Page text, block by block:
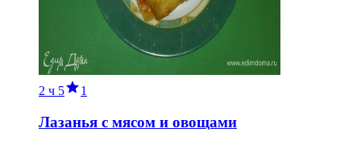
2 ч 5 1
Лазанья с мясом и овощами